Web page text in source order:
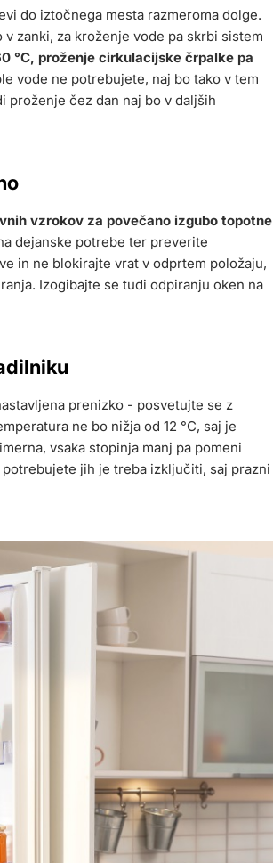
do iztočnega mesta razmeroma dolge.
zanki, za kroženje vode pa skrbi sistem
°C, proženje cirkulacijske črpalke pa
vode ne potrebujete, naj bo tako v tem
proženje čez dan naj bo v daljših
vzrokov za povečano izgubo topotne
dejanske potrebe ter preverite
in ne blokirajte vrat v odprtem položaju,
Izogibajte se tudi odpiranju oken na
prenizko - posvetujte se z
ne bo nižja od 12 °C, saj je
vsaka stopinja manj pa pomeni
jih je treba izključiti, saj prazni